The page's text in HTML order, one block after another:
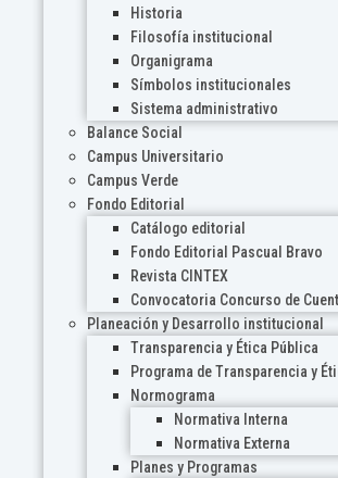
Historia
Filosofía institucional
Organigrama
Símbolos institucionales
Sistema administrativo
Balance Social
Campus Universitario
Campus Verde
Fondo Editorial
Catálogo editorial
Fondo Editorial Pascual Bravo
Revista CINTEX
Convocatoria Concurso de
Planeación y Desarrollo institucional
Transparencia y Ética Pública
Programa de Transparencia y
Normograma
Normativa Interna
Normativa Externa
Planes y Programas